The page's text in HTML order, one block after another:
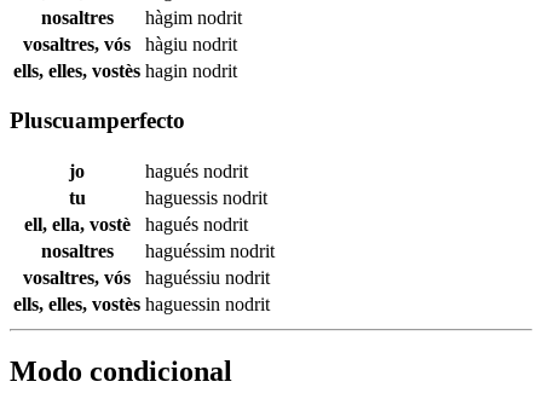
nosaltres
hàgim nodrit
vosaltres, vós
hàgiu nodrit
ells, elles, vostès hagin nodrit
Pluscuamperfecto
jo hagués nodrit
tu
haguessis nodrit
ell, ella, vostè
hagués nodrit
nosaltres
haguéssim nodrit
vosaltres, vós
haguéssiu nodrit
ells, elles, vostès haguessin nodrit
Modo condicional